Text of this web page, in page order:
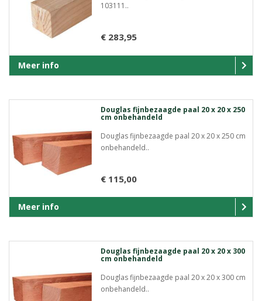
103111..
€ 283,95
Meer info
Douglas fijnbezaagde paal 20 x 20 x 250
cm onbehandeld
Douglas fijnbezaagde paal 20 x 20 x 250 cm
onbehandeld..
€ 115,00
Meer info
Douglas fijnbezaagde paal 20 x 20 x 300
cm onbehandeld
Douglas fijnbezaagde paal 20 x 20 x 300 cm
onbehandeld..